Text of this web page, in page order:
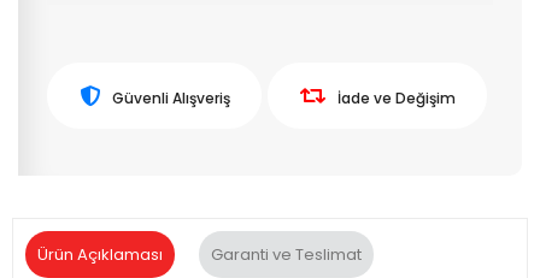
Güvenli Alışveriş İade ve Değişim
Ürün Açıklaması Garanti ve Teslimat